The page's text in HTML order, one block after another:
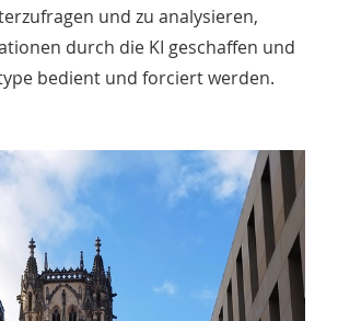
und zu analysieren,
durch die KI geschaffen und
bedient und forciert werden.